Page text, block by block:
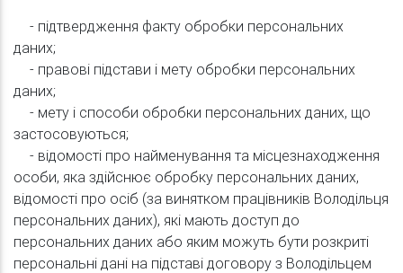
- підтвердження факту обробки персональних
даних;
- правові підстави і мету обробки персональних
даних;
- мету і способи обробки персональних даних, що
застосовуються;
- відомості про найменування та місцезнаходження
особи, яка здійснює обробку персональних даних,
відомості про осіб (за винятком працівників Володільця
персональних даних), які мають доступ до
персональних даних або яким можуть бути розкриті
персональні дані на підставі договору з Володільцем